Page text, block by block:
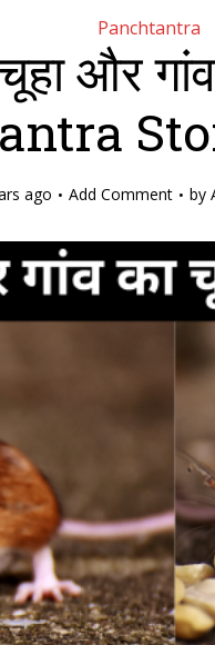
Panchtantra
और
ago Add Comment by